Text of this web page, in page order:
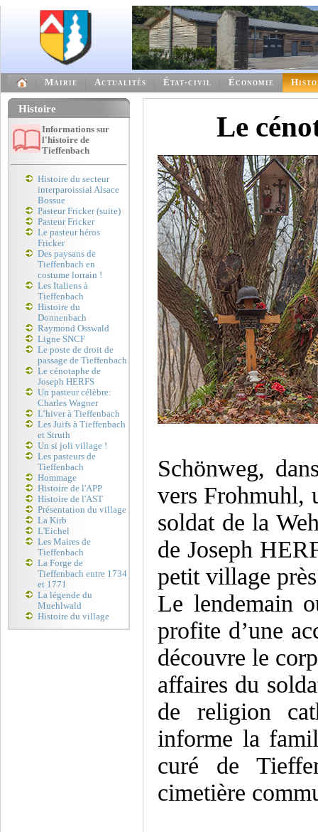
Mairie Actualités État-civil Économie
Histoire
Informations sur
l'histoire de
Tieffenbach
Histoire du secteur
interparoissial Alsace
Bossue
Pasteur Fricker (suite)
Pasteur Fricker
Le pasteur héros
Fricker
Des paysans de
Tieffenbach en
costume lorrain !
Les Italiens à
Tieffenbach
Histoire du
Donnenbach
Raymond Osswald
Ligne SNCF
Le poste de droit de
passage de Tieffenbach
Le cénotaphe de
Joseph HERFS
Un pasteur célèbre:
Charles Wagner
L’hiver à Tieffenbach
Les Juifs à Tieffenbach
et Struth
Un si joli village !
Les pasteurs de
Tieffenbach
Hommage
Histoire de l'APP
Histoire de l'AST
Présentation du village
La Kirb
L'Eichel
Les Maires de
Tieffenbach
La Forge de
Tieffenbach entre 1734
et 1771
La légende du
Muehlwald
Histoire du village
Le
Schönweg,
vers Frohmuhl,
soldat de la
de Joseph
petit village
Le lendemain
profite d’une
découvre le
affaires du
de religion
informe la
curé de
cimetière